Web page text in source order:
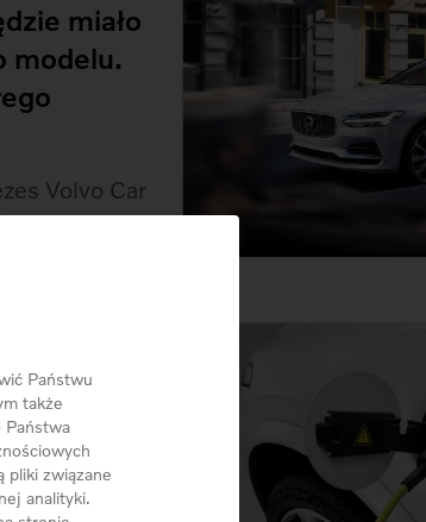
Państwu
także
Państwa
pliki związane
analityki.
miało
modelu.
Volvo Car
w procesie
palety
serii 40
i 90,